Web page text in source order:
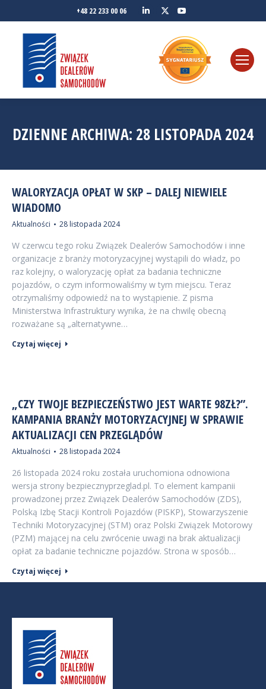
+48 22 233 00 06
Linkedin
Twitter
DZIENNE ARCHIWA: 28 LISTOPADA 2024
WALORYZACJA OPŁAT W SKP – DALEJ NIEWIELE
WIADOMO
Aktualności 28 listopada 2024
W czerwcu tego roku Związek Dealerów Samochodów i inne
organizacje z branży motoryzacyjnej wystąpili do władz, po
raz kolejny, o waloryzację opłat za badania techniczne
pojazdów, o czym informowaliśmy w tym miejscu. Teraz
otrzymaliśmy odpowiedź na to wystąpienie. Z pisma
Ministerstwa Infrastruktury wynika, że na chwilę obecną
rozważane są „alternatywne…
Czytaj więcej
„CZY TWOJE BEZPIECZEŃSTWO JEST WARTE 98ZŁ?”.
KAMPANIA BRANŻY MOTORYZACYJNEJ W SPRAWIE
AKTUALIZACJI CEN PRZEGLĄDÓW
Aktualności 28 listopada 2024
26 listopada 2024 roku została uruchomiona odnowiona
wersja strony bezpiecznyprzeglad.pl. To element kampanii
prowadzonej przez Związek Dealerów Samochodów (ZDS),
Polską Izbę Stacji Kontroli Pojazdów (PISKP), Stowarzyszenie
Techniki Motoryzacyjnej (STM) oraz Polski Związek Motorowy
(PZM) mającej na celu zwrócenie uwagi na brak aktualizacji
opłat za badanie techniczne pojazdów. Strona w sposób…
Czytaj więcej